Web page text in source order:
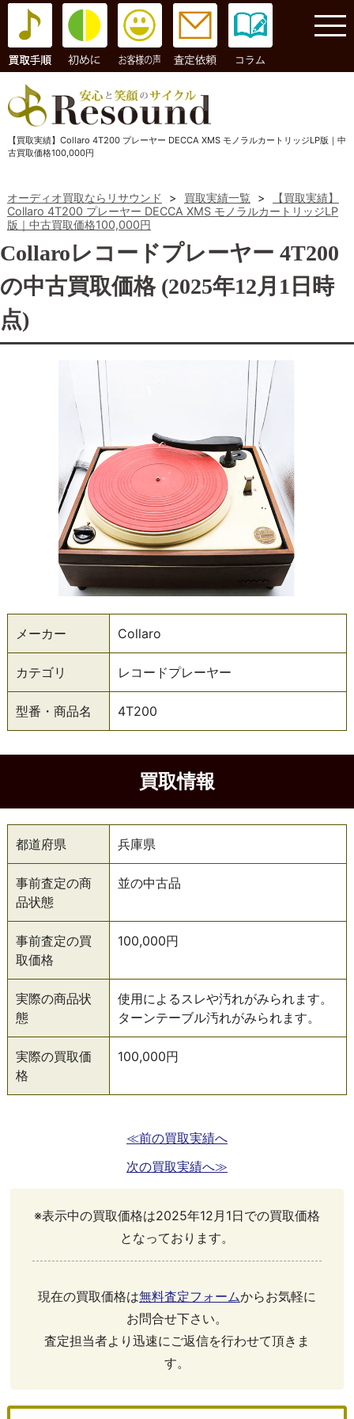
コラム
【買取実績】Collaro 4T200 プレーヤー DECCA XMS モノラルカートリッジLP版｜中
古買取価格100,000円
オーディオ買取ならリサウンド > 買取実績一覧 >
【買取実績】
Collaro 4T200 プレーヤー DECCA XMS モノラルカートリッジLP
版｜中古買取価格100,000円
Collaroレコードプレーヤー 4T200
の中古買取価格 (2025年12月1日時
点)
メーカー Collaro
カテゴリ レコードプレーヤー
型番・商品名 4T200
買取情報
都道府県 兵庫県
事前査定の商
品状態
並の中古品
事前査定の買
取価格
100,000円
実際の商品状
態
使用によるスレや汚れがみられます。
ターンテーブル汚れがみられます。
実際の買取価
格
100,000円
≪前の買取実績へ
次の買取実績へ≫
※表示中の買取価格は2025年12月1日での買取価格
となっております。
現在の買取価格は無料査定フォームからお気軽に
お問合せ下さい。
査定担当者より迅速にご返信を行わせて頂きま
す。